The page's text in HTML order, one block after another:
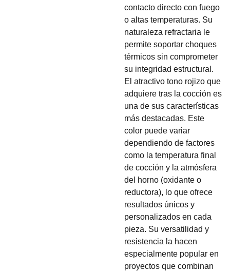
contacto directo con fuego
o altas temperaturas. Su
naturaleza refractaria le
permite soportar choques
térmicos sin comprometer
su integridad estructural.
El atractivo tono rojizo que
adquiere tras la cocción es
una de sus características
más destacadas. Este
color puede variar
dependiendo de factores
como la temperatura final
de cocción y la atmósfera
del horno (oxidante o
reductora), lo que ofrece
resultados únicos y
personalizados en cada
pieza. Su versatilidad y
resistencia la hacen
especialmente popular en
proyectos que combinan